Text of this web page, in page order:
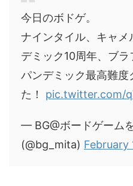
今日のボドゲ。
ナインタイル、キャ
デミック10周年、ブラ
パンデミック最高難度
た！ pic.twitter.com/
— BG@ボードゲーム
(@bg_mita) February